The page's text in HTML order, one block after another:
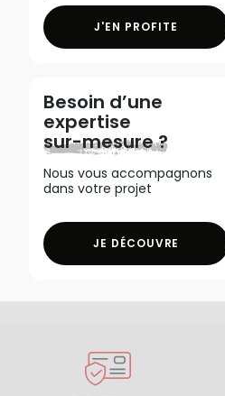
J'EN PROFITE
Besoin d’une
expertise
sur-mesure ?
Nous vous accompagnons
dans votre projet
JE DÉCOUVRE